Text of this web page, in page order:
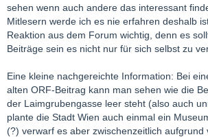
sehen wenn auch andere das interessant
Mitlesern werde ich es nie erfahren deshalb
Reaktion aus dem Forum wichtig, denn es
Beiträge sein es nicht nur für sich selbst zu
Eine kleine nachgereichte Information: Bei
alten ORF-Beitrag kann man sehen wie die
der Laimgrubengasse leer steht (also auch
plante die Stadt Wien auch einmal ein
(?) verwarf es aber zwischenzeitlich aufgrund